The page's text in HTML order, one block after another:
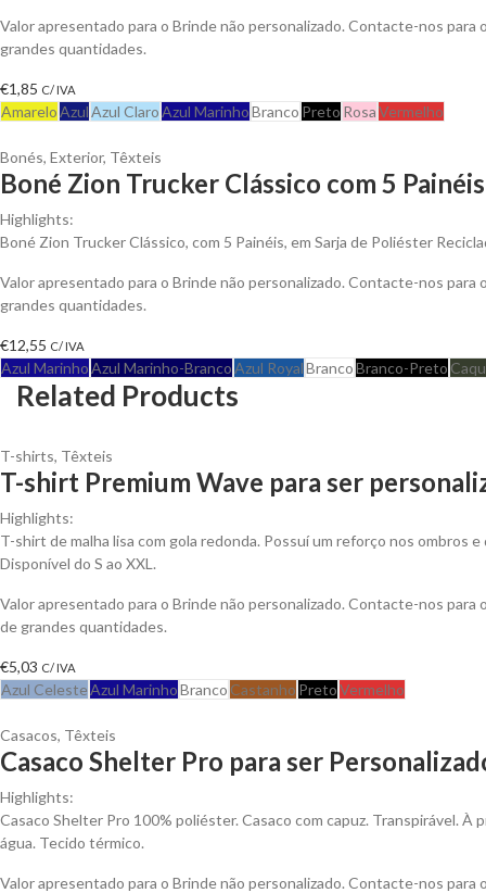
Valor apresentado para o Brinde não personalizado. Contacte-nos
grandes quantidades.
€1,85 C/ IVA
AmareloAzulAzul ClaroAzul MarinhoBranco Preto RosaVermelho
Bonés, Exterior, Têxteis
Boné Zion Trucker Clássico com 5
Highlights:
Boné Zion Trucker Clássico, com 5 Painéis, em Sarja de Poliéster
Valor apresentado para o Brinde não personalizado. Contacte-nos
grandes quantidades.
€12,55 C/ IVA
Azul MarinhoAzul Marinho-BrancoAzul RoyalBrancoBranco-Preto
Related Products
T-shirts, Têxteis
T-shirt Premium Wave para ser
Highlights:
T-shirt de malha lisa com gola redonda. Possuí um reforço nos ombros
Disponível do S ao XXL.
Valor apresentado para o Brinde não personalizado. Contacte-nos
de grandes quantidades.
€5,03 C/ IVA
Azul CelesteAzul MarinhoBranco Castanho PretoVermelho
Casacos, Têxteis
Casaco Shelter Pro para ser
Highlights:
Casaco Shelter Pro 100% poliéster. Casaco com capuz. Transpirável.
água. Tecido térmico.
Valor apresentado para o Brinde não personalizado. Contacte-nos